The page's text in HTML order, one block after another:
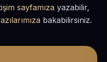
sayfamıza yazabilir,
bakabilirsiniz.